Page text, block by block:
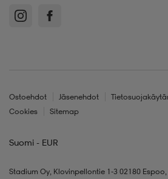
Ostoehdot Jäsenehdot
Cookies
Sitemap
Suomi - EUR
Stadium Oy, Klovinpellontie 1-3 02180 Espoo,